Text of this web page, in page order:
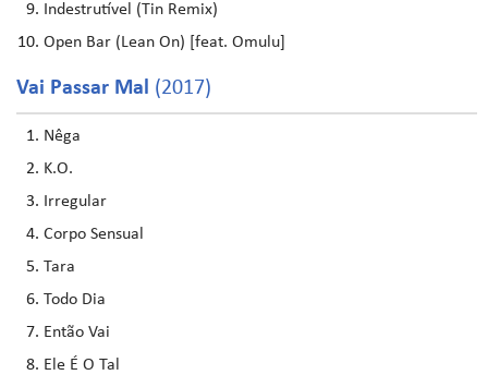
Indestrutível (Tin Remix)
Open Bar (Lean On) [feat. Omulu]
Vai Passar Mal (2017)
Nêga
K.O.
Irregular
Corpo Sensual
Tara
Todo Dia
Então Vai
Ele É O Tal